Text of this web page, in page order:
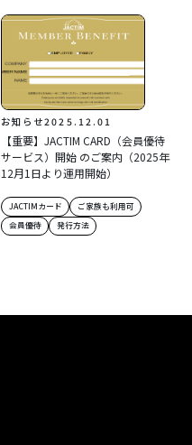
お知らせ2025.12.01
【重要】JACTIM CARD（会員優待
サービス）開始 のご案内（2025年
12月1日より運用開始）
JACTIMカード
ご家族も利用可
会員優待
発行方法